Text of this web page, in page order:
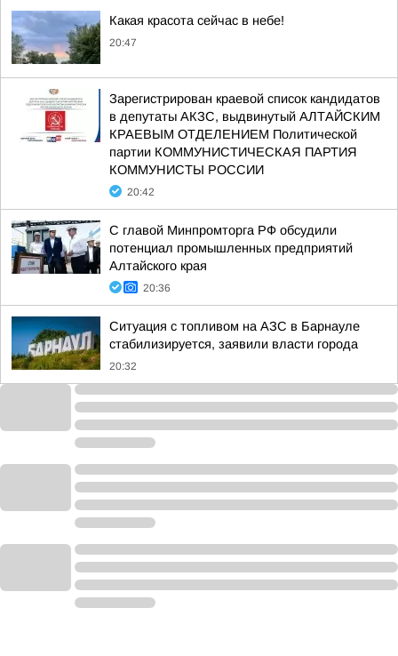
Какая красота сейчас в небе!
20:47
Зарегистрирован краевой список кандидатов
в депутаты АКЗС, выдвинутый АЛТАЙСКИМ
КРАЕВЫМ ОТДЕЛЕНИЕМ Политической
партии КОММУНИСТИЧЕСКАЯ ПАРТИЯ
КОММУНИСТЫ РОССИИ
20:42
С главой Минпромторга РФ обсудили
потенциал промышленных предприятий
Алтайского края
20:36
Ситуация с топливом на АЗС в Барнауле
стабилизируется, заявили власти города
20:32